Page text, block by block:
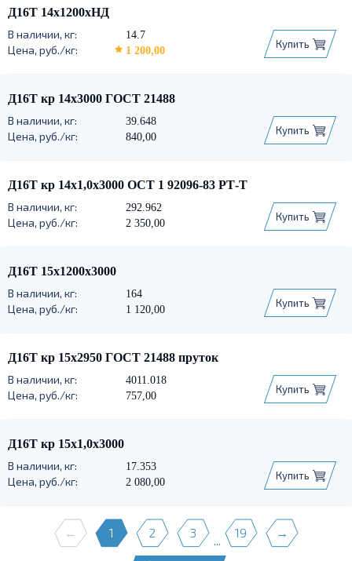
Д16Т 14х1200хНД
14.7
1 200,00
Купить
Д16Т кр 14х3000 ГОСТ 21488
39.648
840,00
Купить
Д16Т кр 14х1,0х3000 ОСТ 1 92096-83 РТ-Т
292.962
2 350,00
Купить
Д16Т 15х1200х3000
164
1 120,00
Купить
Д16Т кр 15х2950 ГОСТ 21488 пруток
4011.018
757,00
Купить
Д16Т кр 15х1,0х3000
17.353
2 080,00
Купить
← 1 2 3
...
19 →